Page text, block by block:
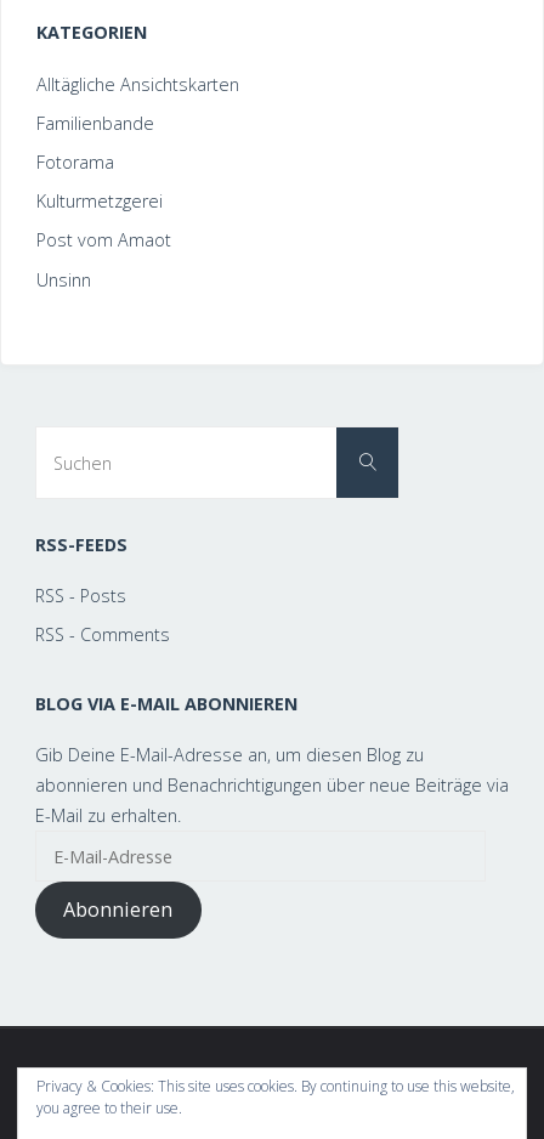
KATEGORIEN
Alltägliche Ansichtskarten
Familienbande
Fotorama
Kulturmetzgerei
Post vom Amaot
Unsinn
Suchen
RSS-FEEDS
RSS - Posts
RSS - Comments
BLOG VIA E-MAIL ABONNIEREN
Gib Deine E-Mail-Adresse an, um diesen Blog zu
abonnieren und Benachrichtigungen über neue Beiträge via
E-Mail zu erhalten.
Adresse
Abonnieren
This text can be changed from the General » Structure section of
Privacy & Cookies: This site uses cookies. By continuing to use this website,
you agree to their use.